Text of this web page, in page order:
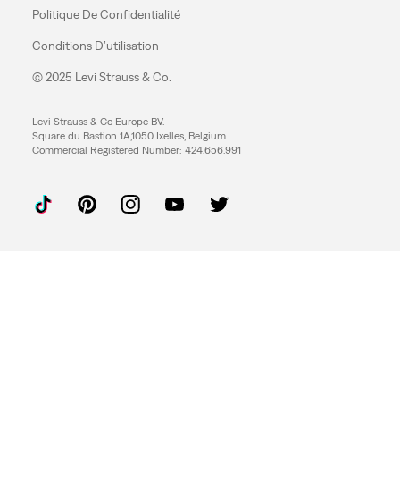
Politique De Confidentialité
Conditions D’utilisation
© 2025 Levi Strauss & Co.
Levi Strauss & Co Europe BV.
Square du Bastion 1A,1050 Ixelles, Belgium
Commercial Registered Number: 424.656.991